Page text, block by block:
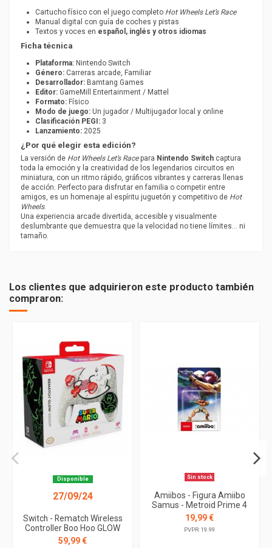
Cartucho físico con el juego completo Hot Wheels Let’s Race
Manual digital con guía de coches y pistas
Textos y voces en español, inglés y otros idiomas
Ficha técnica
Plataforma: Nintendo Switch
Género: Carreras arcade, Familiar
Desarrollador: Bamtang Games
Editor: GameMill Entertainment / Mattel
Formato: Físico
Modo de juego: Un jugador / Multijugador local y online
Clasificación PEGI: 3
Lanzamiento: 2025
¿Por qué elegir esta edición?
La versión de Hot Wheels Let’s Racepara Nintendo Switch captura
toda la emoción y la creatividad de los legendarios circuitos en
miniatura, con un ritmo rápido, gráficos vibrantes y carreras llenas
de acción. Perfecto para disfrutar en familia o competir entre
amigos, es un homenaje al espíritu juguetón y competitivo de Hot
Wheels.
Una experiencia arcade divertida, accesible y visualmente
deslumbrante que demuestra que la velocidad no tiene límites… ni
tamaño.
Los clientes que adquirieron este producto también
compraron:
Disponible
27/09/24
Switch - Rematch Wireless
Controller Boo Hoo GLOW
59,99 €
Sin stock
Amiibos - Figura Amiibo
Samus - Metroid Prime 4
19,99 €
PVPR: 19.99